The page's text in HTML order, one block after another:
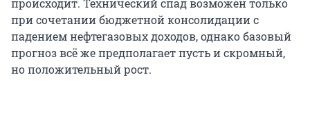
происходит. Технический спад возможен только
при сочетании бюджетной консолидации с
падением нефтегазовых доходов, однако базовый
прогноз всё же предполагает пусть и скромный,
но положительный рост.